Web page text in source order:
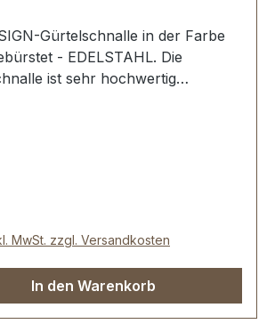
Gürtelschnalle in der Farbe
- EDELSTAHL. Die
ist sehr hochwertig
Preis:
MwSt. zzgl. Versandkosten
In den Warenkorb